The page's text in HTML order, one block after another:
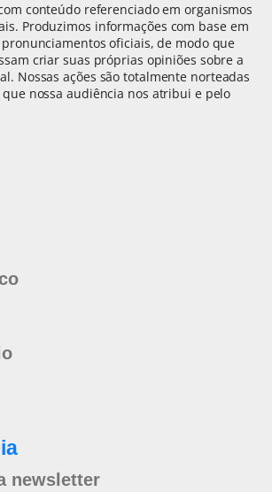
conteúdo referenciado em organismos
Produzimos informações com base em
oficiais, de modo que
criar suas próprias opiniões sobre a
Nossas ações são totalmente norteadas
nossa audiência nos atribui e pelo
newsletter